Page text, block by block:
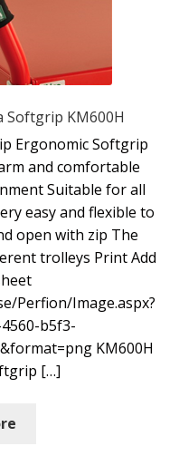
KM600H
Ergonomic Softgrip
and comfortable
Suitable for all
easy and flexible to
open with zip The
trolleys Print Add
Perfion/Image.aspx?
b5f3-
KM600H
[…]